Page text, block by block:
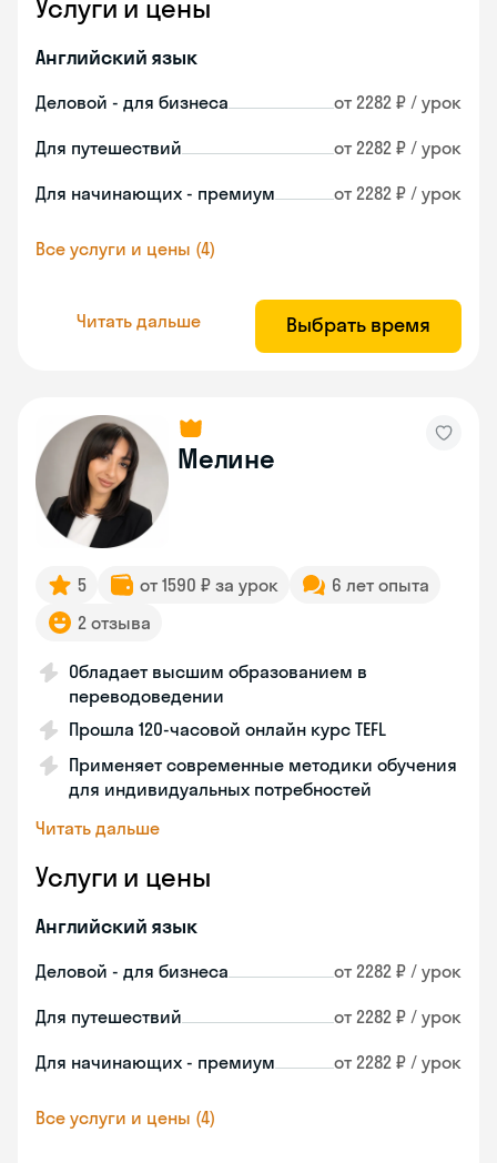
Услуги и цены
Английский язык
Деловой - для бизнеса от 2282 ₽ / урок
Для путешествий от 2282 ₽ / урок
Для начинающих - премиум от 2282 ₽ / урок
Все услуги и цены (4)
Читать дальше Выбрать время
Мелине
5 от 1590 ₽ за урок
6 лет опыта
2 отзыва
Обладает высшим образованием в
переводоведении
Прошла 120-часовой онлайн курс TEFL
Применяет современные методики обучения
для индивидуальных потребностей
Читать дальше
Услуги и цены
Английский язык
Деловой - для бизнеса от 2282 ₽ / урок
Для путешествий от 2282 ₽ / урок
Для начинающих - премиум от 2282 ₽ / урок
Все услуги и цены (4)